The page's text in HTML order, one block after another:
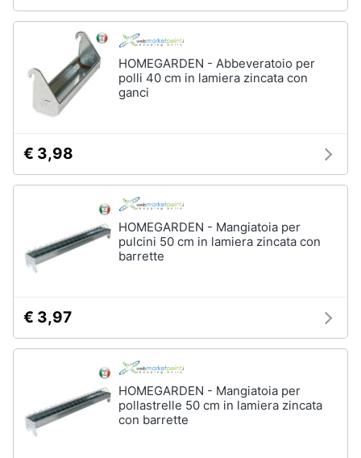
HOMEGARDEN - Abbeveratoio per
polli 40 cm in lamiera zincata con
ganci
€ 3,98
HOMEGARDEN - Mangiatoia per
pulcini 50 cm in lamiera zincata con
barrette
€ 3,97
HOMEGARDEN - Mangiatoia per
pollastrelle 50 cm in lamiera zincata
con barrette